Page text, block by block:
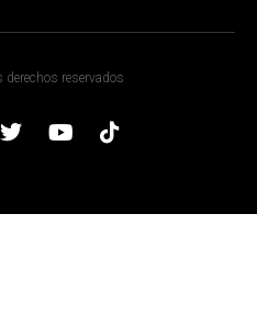
reservados